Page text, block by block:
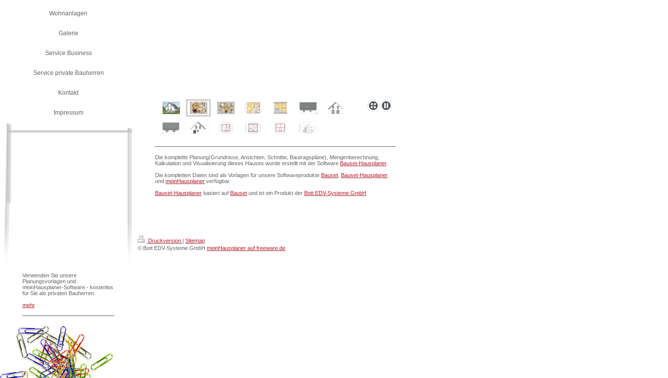
Die komplette Planung(Grundrisse, Ansichten, Schnitte, Bautragspläne), Mengenberechnung,
Kalkulation und Visualisierung dieses Hauses wurde erstellt mit der Software Bauset-Hausplaner.
Die kompletten Daten sind als Vorlagen für unsere Softwareprodukte Bauset Bauset-Hausplaner
und meinHausplaner verfügbar.
Bauset-Hausplaner basiert auf Bauset und ist ein Produkt der Bott EDV-Systeme GmbH
Druckversion | Sitemap
© Bott EDV-Systeme GmbH meinHausplaner auf freeware.de
Wohnanlagen
Galerie
Service Business
Service private Bauherren
Kontakt
Impressum
Verwenden Sie unsere
Planungsvorlagen und
meinHausplaner-Software - kostenlos
für Sie als privaten Bauherren.
mehr